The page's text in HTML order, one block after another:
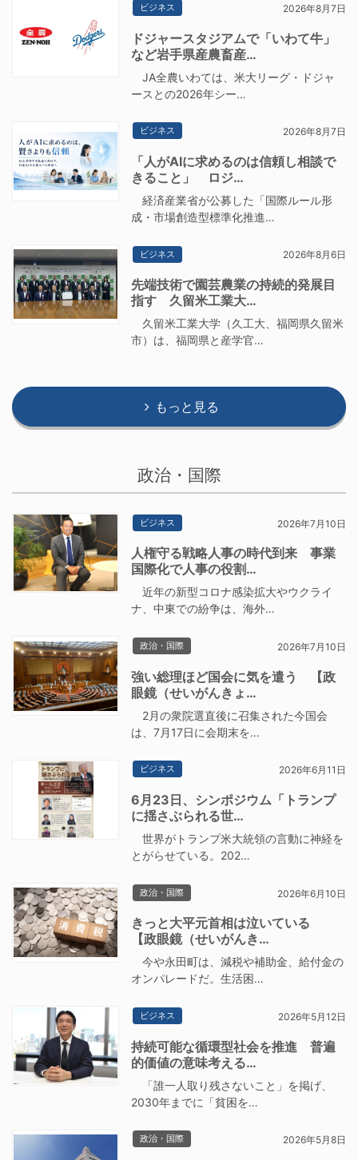
ビジネス 2026年8月7日
ドジャースタジアムで「いわて牛」
など岩手県産農畜産…
JA全農いわては、米大リーグ・ドジャ
ースとの2026年シー…
ビジネス 2026年8月7日
「人がAIに求めるのは信頼し相談で
きること」 ロジ…
経済産業省が公募した「国際ルール形
成・市場創造型標準化推進…
ビジネス 2026年8月6日
先端技術で園芸農業の持続的発展目
指す 久留米工業大…
久留米工業大学（久工大、福岡県久留米
市）は、福岡県と産学官…
もっと見る
政治・国際
ビジネス 2026年7月10日
人権守る戦略人事の時代到来 事業
国際化で人事の役割…
近年の新型コロナ感染拡大やウクライ
ナ、中東での紛争は、海外…
政治・国際 2026年7月10日
強い総理ほど国会に気を遣う 【政
眼鏡（せいがんきょ…
2月の衆院選直後に召集された今国会
は、7月17日に会期末を…
ビジネス 2026年6月11日
6月23日、シンポジウム「トランプ
に揺さぶられる世…
世界がトランプ米大統領の言動に神経を
とがらせている。202…
政治・国際 2026年6月10日
きっと大平元首相は泣いている
【政眼鏡（せいがんき…
今や永田町は、減税や補助金、給付金の
オンパレードだ。生活困…
ビジネス 2026年5月12日
持続可能な循環型社会を推進 普遍
的価値の意味考える…
「誰一人取り残さないこと」を掲げ、
2030年までに「貧困を…
政治・国際 2026年5月8日